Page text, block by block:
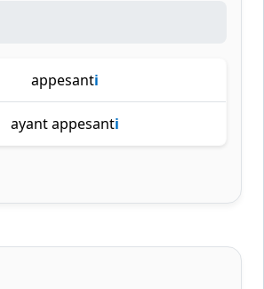
appesanti
ayant appesanti